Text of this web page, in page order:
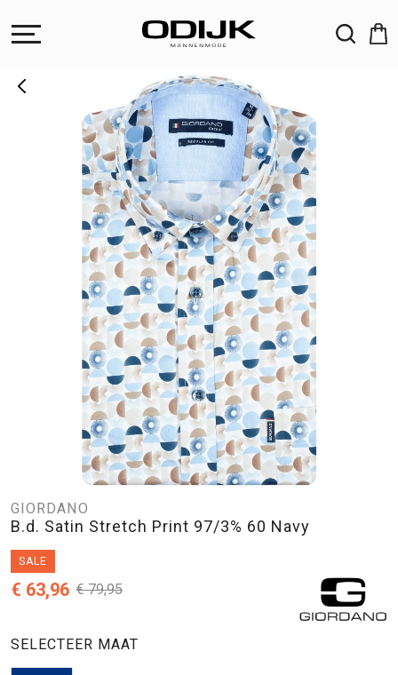
GIORDANO
B.d. Satin Stretch Print 97/3% 60 Navy
SALE
€ 79,95
€ 63,96
SELECTEER MAAT